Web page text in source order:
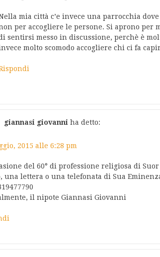
mia città c’e invece una parrocchia
per accogliere le persone. Si aprono per
sentirsi messo in discussione, perchè è
molto scomodo accogliere chi ci fa
giannasi giovanni ha detto:
2015 alle 6:28 pm
del 60° di professione religiosa di
una lettera o una telefonata di Sua
il nipote Giannasi Giovanni